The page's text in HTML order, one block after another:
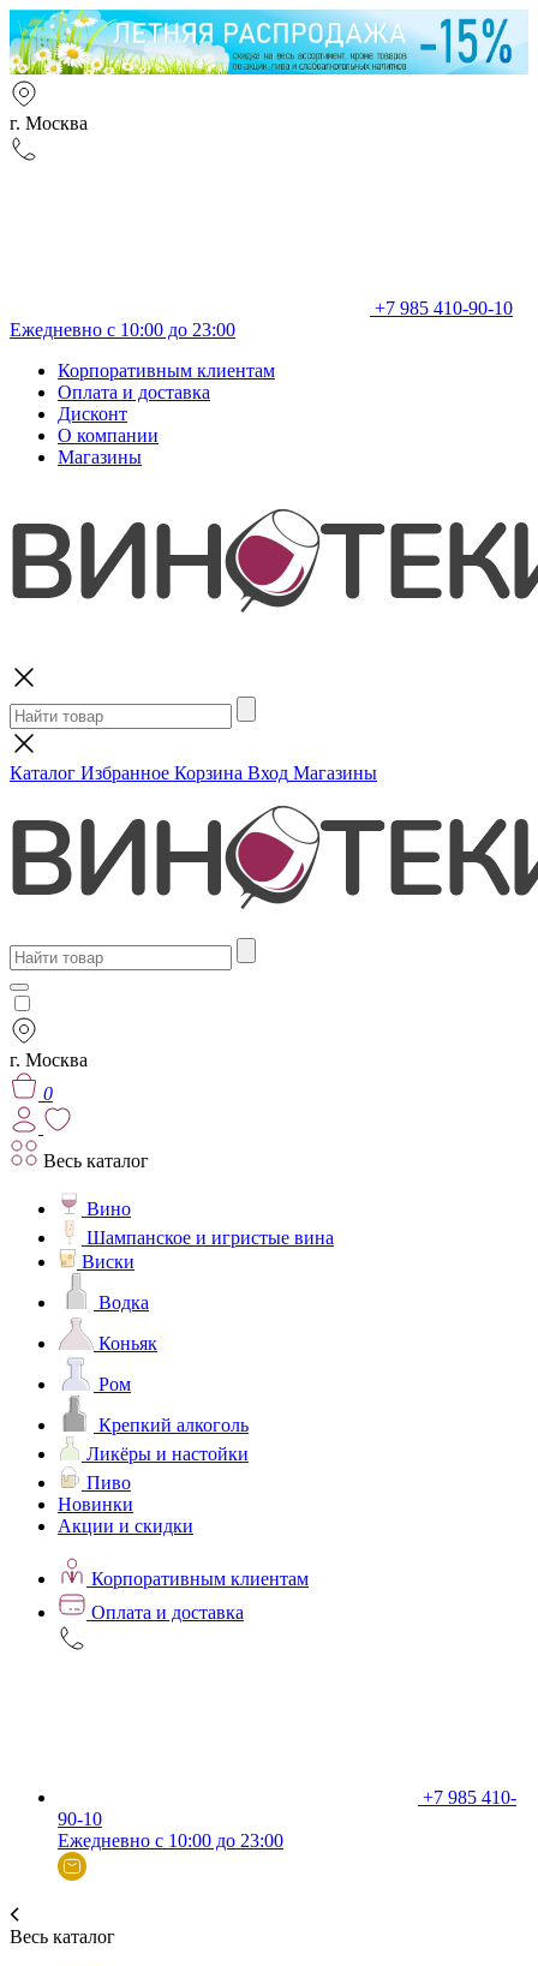
г. Москва
+7 985 410-90-10
Ежедневно с 10:00 до 23:00
Корпоративным клиентам
Оплата и доставка
Дисконт
О компании
Магазины
Каталог Избранное Корзина Вход Магазины
г. Москва
0
Весь каталог
Вино
Шампанское и игристые вина
Виски
Водка
Коньяк
Ром
Крепкий алкоголь
Ликёры и настойки
Пиво
Новинки
Акции и скидки
Корпоративным клиентам
Оплата и доставка
+7 985 410-
90-10
Ежедневно с 10:00 до 23:00
Весь каталог